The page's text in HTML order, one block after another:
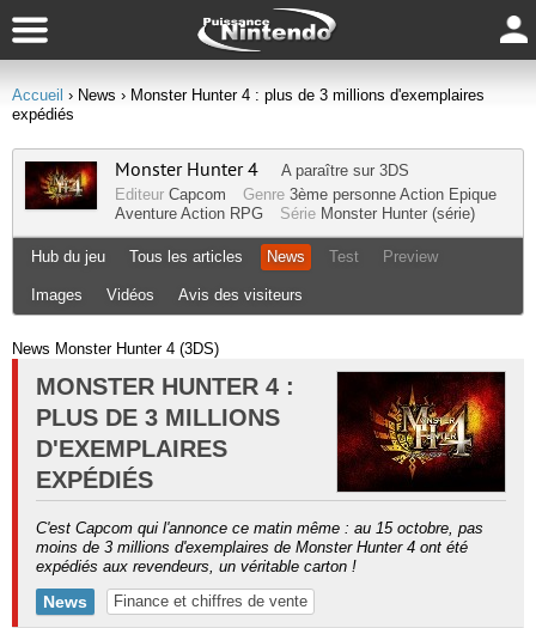
Accueil › News › Monster Hunter 4 : plus de 3 millions d'exemplaires
expédiés
Monster Hunter 4 A paraître sur 3DS
Editeur Capcom Genre 3ème personne Action Epique
Aventure Action RPG Série Monster Hunter (série)
Hub du jeu Tous les articles News Test Preview
Images Vidéos Avis des visiteurs
News Monster Hunter 4 (3DS)
MONSTER HUNTER 4 :
PLUS DE 3 MILLIONS
D'EXEMPLAIRES
EXPÉDIÉS
C'est Capcom qui l'annonce ce matin même : au 15 octobre, pas
moins de 3 millions d'exemplaires de Monster Hunter 4 ont été
expédiés aux revendeurs, un véritable carton !
News Finance et chiffres de vente